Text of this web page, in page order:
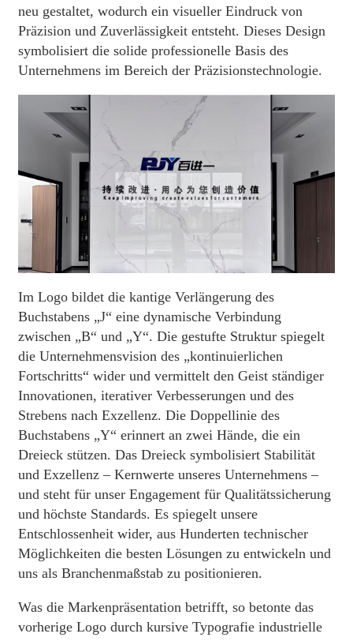
neu gestaltet, wodurch ein visueller Eindruck von
Präzision und Zuverlässigkeit entsteht. Dieses Design
symbolisiert die solide professionelle Basis des
Unternehmens im Bereich der Präzisionstechnologie.
Im Logo bildet die kantige Verlängerung des
Buchstabens „J“ eine dynamische Verbindung
zwischen „B“ und „Y“. Die gestufte Struktur spiegelt
die Unternehmensvision des „kontinuierlichen
Fortschritts“ wider und vermittelt den Geist ständiger
Innovationen, iterativer Verbesserungen und des
Strebens nach Exzellenz. Die Doppellinie des
Buchstabens „Y“ erinnert an zwei Hände, die ein
Dreieck stützen. Das Dreieck symbolisiert Stabilität
und Exzellenz – Kernwerte unseres Unternehmens –
und steht für unser Engagement für Qualitätssicherung
und höchste Standards. Es spiegelt unsere
Entschlossenheit wider, aus Hunderten technischer
Möglichkeiten die besten Lösungen zu entwickeln und
uns als Branchenmaßstab zu positionieren.
Was die Markenpräsentation betrifft, so betonte das
vorherige Logo durch kursive Typografie industrielle